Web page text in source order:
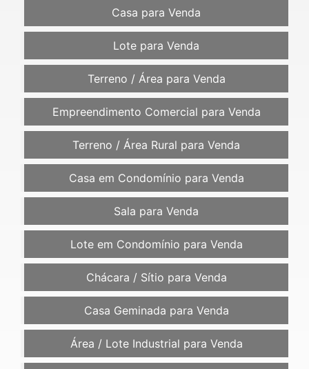
Casa para Venda
Lote para Venda
Terreno / Área para Venda
Empreendimento Comercial para Venda
Terreno / Área Rural para Venda
Casa em Condomínio para Venda
Sala para Venda
Lote em Condomínio para Venda
Chácara / Sítio para Venda
Casa Geminada para Venda
Área / Lote Industrial para Venda